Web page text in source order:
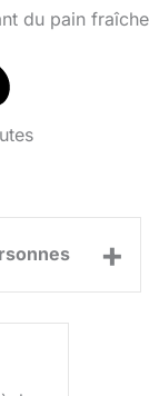
du pain
+